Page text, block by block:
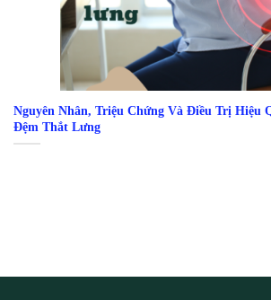
Nguyên Nhân, Triệu Chứng Và Điều Trị Hiệu
Đệm Thắt Lưng